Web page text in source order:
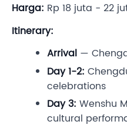
Harga: Rp 18 juta - 22
Itinerary:
Arrival —
Day 1-2:
celebrations
Day 3: Wenshu
cultural